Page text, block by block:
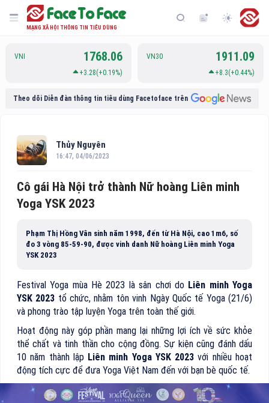
MẠNG XÃ HỘI THÔNG TIN TIÊU DÙNG
VNI 1768.06
+3.28(+0.19%)
VN30 1911.09
+8.3(+0.44%)
Theo dõi Diễn đàn thông tin tiêu dùng Facetoface trên
Thủy Nguyên
16:47, 04/06/2023
Cô gái Hà Nội trở thành Nữ hoàng Liên minh
Yoga YSK 2023
Phạm Thị Hồng Vân sinh năm 1998, đến từ Hà Nội, cao 1m6, số
đo 3 vòng 85-59-90, được vinh danh Nữ hoàng Liên minh Yoga
YSK 2023
Festival Yoga mùa Hè 2023 là sân chơi do Liên minh Yoga
YSK 2023 tổ chức, nhằm tôn vinh Ngày Quốc tế Yoga (21/6)
và phong trào tập luyện Yoga trên toàn thế giới.
Hoạt động này góp phần mang lại những lợi ích về sức khỏe
thể chất và tinh thần cho cộng đồng. Sự kiện cũng đánh dấu
10 năm thành lậpLiên minh Yoga YSK 2023 với nhiều hoạt
động tích cực để đưa Yoga Việt Nam đến với bạn bè quốc tế.